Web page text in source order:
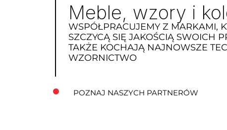
Meble, wzory i
WSPÓŁPRACUJEMY Z MARKAMI,
SZCZYCĄ SIĘ JAKOŚCIĄ SWOICH
TAKŻE KOCHAJĄ NAJNOWSZE
WZORNICTWO
POZNAJ NASZYCH PARTNERÓW